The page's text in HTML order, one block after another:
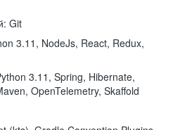
Git
3.11, NodeJs, React, Redux,
3.11, Spring, Hibernate,
OpenTelemetry, Skaffold